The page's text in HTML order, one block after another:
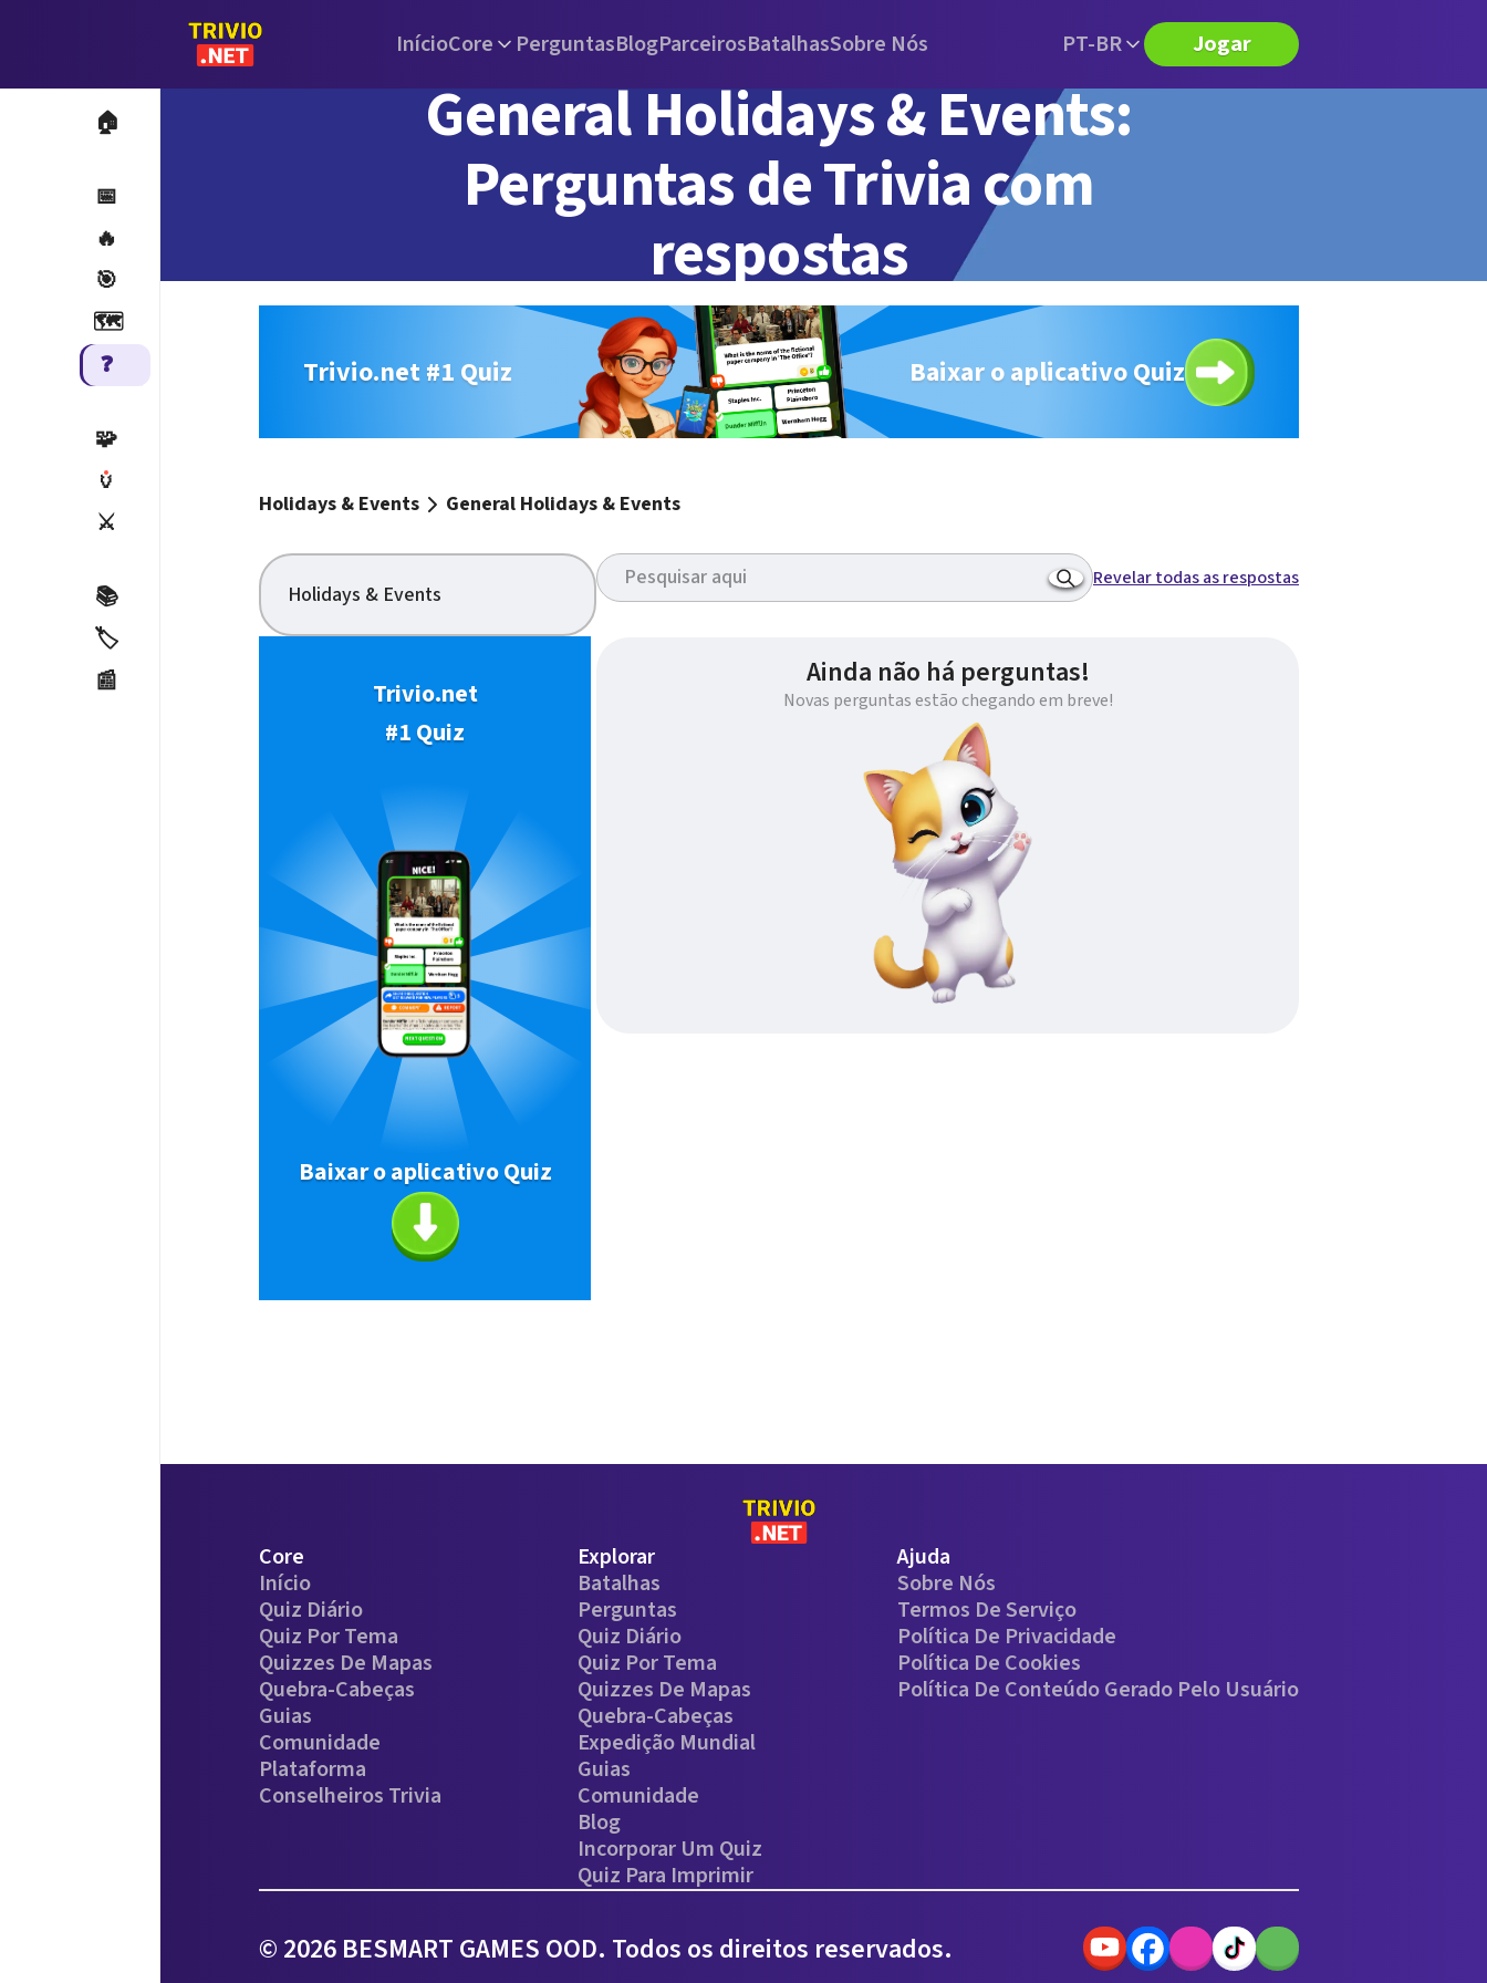
InícioCore PerguntasBlogParceirosBatalhasSobre Nós PT-BR Jogar
🏠
📅
🔥
🎯
🗺️
❓
🧩
🏺
⚔️
📚
🏷️
📰
General Holidays & Events:
Perguntas de Trivia com
respostas
Trivio.net #1 Quiz Baixar o aplicativo Quiz
Holidays & Events General Holidays & Events
Holidays & Events
Trivio.net
#1 Quiz
Baixar o aplicativo Quiz
Revelar todas as respostas
Ainda não há perguntas!
Novas perguntas estão chegando em breve!
Core
Início
Quiz Diário
Quiz Por Tema
Quizzes De Mapas
Quebra-Cabeças
Guias
Comunidade
Plataforma
Conselheiros Trivia
Explorar
Batalhas
Perguntas
Quiz Diário
Quiz Por Tema
Quizzes De Mapas
Quebra-Cabeças
Expedição Mundial
Guias
Comunidade
Blog
Incorporar Um Quiz
Quiz Para Imprimir
Ajuda
Sobre Nós
Termos De Serviço
Política De Privacidade
Política De Cookies
Política De Conteúdo Gerado Pelo Usuário
© 2026 BESMART GAMES OOD. Todos os direitos reservados.